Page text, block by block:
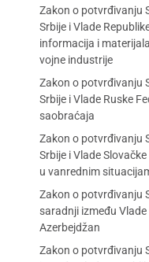
Zakon o potvrđivanju
Srbije i Vlade
informacija i
vojne industrije
Zakon o potvrđivanju
Srbije i Vlade Ruske
saobraćaja
Zakon o potvrđivanju
Srbije i Vlade
u vanrednim
Zakon o potvrđivanju
saradnji između Vlade
Azerbejdžan
Zakon o potvrđivanju